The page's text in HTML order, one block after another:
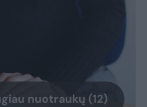
nuotraukų (12)